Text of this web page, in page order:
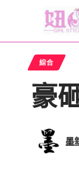
綜合
豪
墨